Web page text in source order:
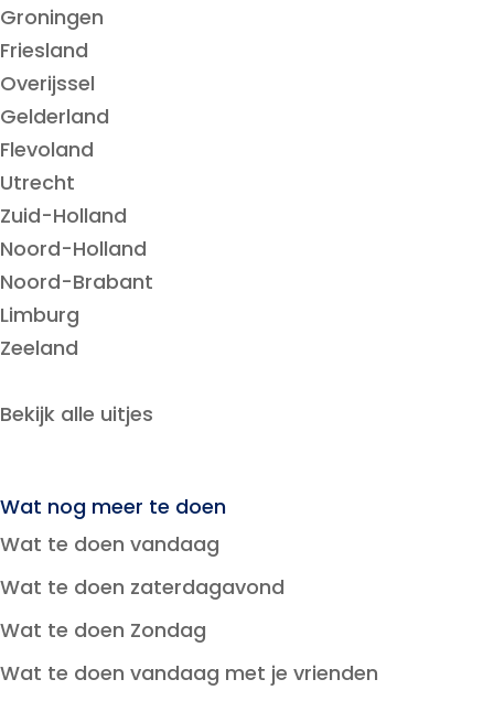
Groningen
Friesland
Overijssel
Gelderland
Flevoland
Utrecht
Zuid-Holland
Noord-Holland
Noord-Brabant
Limburg
Zeeland
Bekijk alle uitjes
Wat nog meer te doen
Wat te doen vandaag
Wat te doen zaterdagavond
Wat te doen Zondag
Wat te doen vandaag met je vrienden